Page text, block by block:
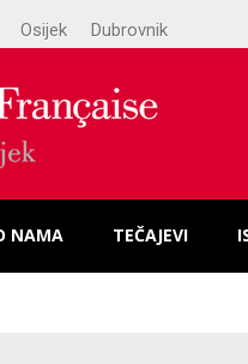
Osijek Dubrovnik
NAMA TEČAJEVI